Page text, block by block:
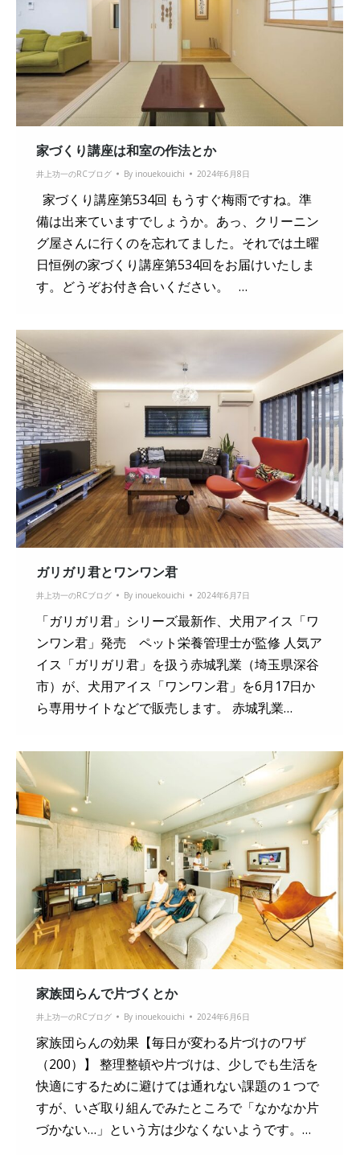
家づくり講座は和室の作法とか
井上功一のRCブログ By inouekouichi 2024年6月8日
家づくり講座第534回 もうすぐ梅雨ですね。準
備は出来ていますでしょうか。あっ、クリーニン
グ屋さんに行くのを忘れてました。それでは土曜
日恒例の家づくり講座第534回をお届けいたしま
す。どうぞお付き合いください。 …
ガリガリ君とワンワン君
井上功一のRCブログ By inouekouichi 2024年6月7日
「ガリガリ君」シリーズ最新作、犬用アイス「ワ
ンワン君」発売 ペット栄養管理士が監修 人気ア
イス「ガリガリ君」を扱う赤城乳業（埼玉県深谷
市）が、犬用アイス「ワンワン君」を6月17日か
ら専用サイトなどで販売します。 赤城乳業…
家族団らんで片づくとか
井上功一のRCブログ By inouekouichi 2024年6月6日
家族団らんの効果【毎日が変わる片づけのワザ
（200）】 整理整頓や片づけは、少しでも生活を
快適にするために避けては通れない課題の１つで
すが、いざ取り組んでみたところで「なかなか片
づかない…」という方は少なくないようです。…